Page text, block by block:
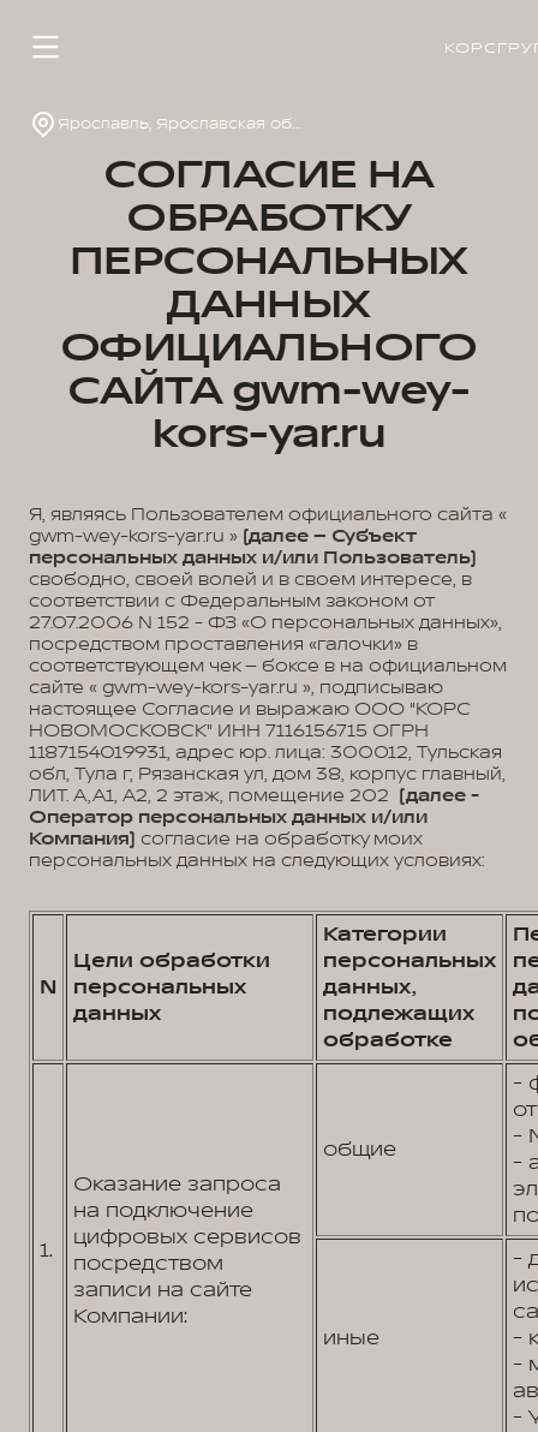
Ярославль, Ярославская обл., пос. Нагорный, ул. Дорожная, д. 8
СОГЛАСИЕ НА
ОБРАБОТКУ
ПЕРСОНАЛЬНЫХ
ДАННЫХ
ОФИЦИАЛЬНОГО
САЙТА gwm-wey-
kors-yar.ru
Я, являясь Пользователем официального сайта «
gwm-wey-kors-yar.ru » (далее – Субъект
персональных данных и/или Пользователь)
свободно, своей волей и в своем интересе, в
соответствии с Федеральным законом от
27.07.2006 N 152 - ФЗ «О персональных данных»,
посредством проставления «галочки» в
соответствующем чек – боксе в на официальном
сайте « gwm-wey-kors-yar.ru », подписываю
настоящее Согласие и выражаю ООО "КОРС
НОВОМОСКОВСК" ИНН 7116156715 ОГРН
1187154019931, адрес юр. лица: 300012, Тульская
обл, Тула г, Рязанская ул, дом 38, корпус главный,
ЛИТ. А,А1, А2, 2 этаж, помещение 202 (далее -
Оператор персональных данных и/или
Компания) согласие на обработку моих
персональных данных на следующих условиях:
N
Цели обработки
персональных
данных
Категории
персональных
данных,
подлежащих
обработке
1.
Оказание запроса
на подключение
цифровых сервисов
посредством
записи на сайте
Компании:
общие
-
-
-
иные
-
-
-
-